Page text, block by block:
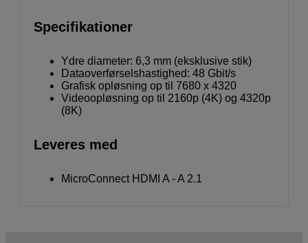
Specifikationer
Ydre diameter: 6,3 mm (eksklusive stik)
Dataoverførselshastighed: 48 Gbit/s
Grafisk opløsning op til 7680 x 4320
Videoopløsning op til 2160p (4K) og 4320p
(8K)
Leveres med
MicroConnect HDMI A - A 2.1